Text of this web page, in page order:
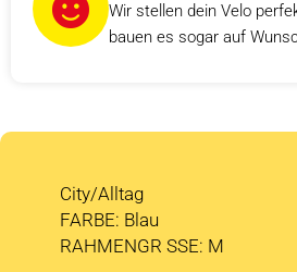
Wir stellen dein Velo
bauen es sogar auf
City/Alltag
FARBE: Blau
RAHMENGR SSE: M